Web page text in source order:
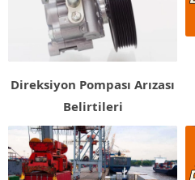
Direksiyon Pompası Arızası
Belirtileri